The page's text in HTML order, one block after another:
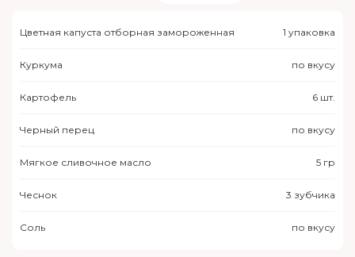
Цветная капуста отборная замороженная 1 упаковка
Куркума по вкусу
Картофель 6 шт.
Черный перец по вкусу
Мягкое сливочное масло 5 гр
Чеснок 3 зубчика
Соль по вкусу